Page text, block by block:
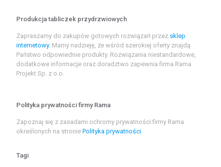
Produkcja tabliczek przydrzwiowych
Zapraszamy do zakupów gotowych rozwiązań przez sklep
internetowy. Mamy nadzieję, że wśród szerokiej oferty znajdą
Państwo odpowiednie produkty. Rozwiązania niestandardowe,
dodatkowe informacje oraz doradztwo zapewnia firma Rama
Projekt Sp. z o.o.
Polityka prywatności firmy Rama
Zapoznaj się z zasadami ochromy prywatności firmy Rama
określonych na stronie Polityka prywatności
Tagi